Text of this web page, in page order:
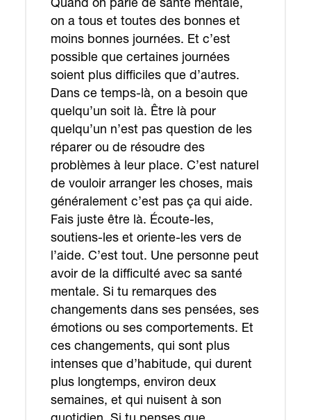
on a tous et toutes des bonnes et
moins bonnes journées. Et c’est
possible que certaines journées
soient plus difficiles que d’autres.
Dans ce temps-là, on a besoin que
quelqu’un soit là. Être là pour
quelqu’un n’est pas question de les
réparer ou de résoudre des
problèmes à leur place. C’est naturel
de vouloir arranger les choses, mais
généralement c’est pas ça qui aide.
Fais juste être là. Écoute-les,
soutiens-les et oriente-les vers de
l’aide. C’est tout. Une personne peut
avoir de la difficulté avec sa santé
mentale. Si tu remarques des
changements dans ses pensées, ses
émotions ou ses comportements. Et
ces changements, qui sont plus
intenses que d’habitude, qui durent
plus longtemps, environ deux
semaines, et qui nuisent à son